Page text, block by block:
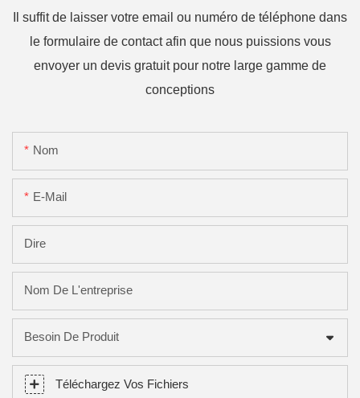
Il suffit de laisser votre email ou numéro de téléphone dans
le formulaire de contact afin que nous puissions vous
envoyer un devis gratuit pour notre large gamme de
conceptions
Nom
E-Mail
Dire
Nom De L'entreprise
Besoin De Produit
Téléchargez Vos Fichiers